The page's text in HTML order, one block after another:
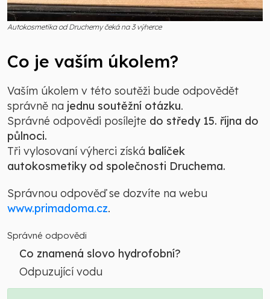
Autokosmetika od Druchemy čeká na 3 výherce
Co je vaším úkolem?
Vaším úkolem v této soutěži bude odpovědět
správně na jednu soutěžní otázku.
Správné odpovědi posílejte do středy 15. října do
půlnoci.
Tři vylosovaní výherci získá balíček
autokosmetiky od společnosti Druchema.
Správnou odpověď se dozvíte na webu
www.primadoma.cz.
Správné odpovědi
Co znamená slovo hydrofobní?
Odpuzující vodu